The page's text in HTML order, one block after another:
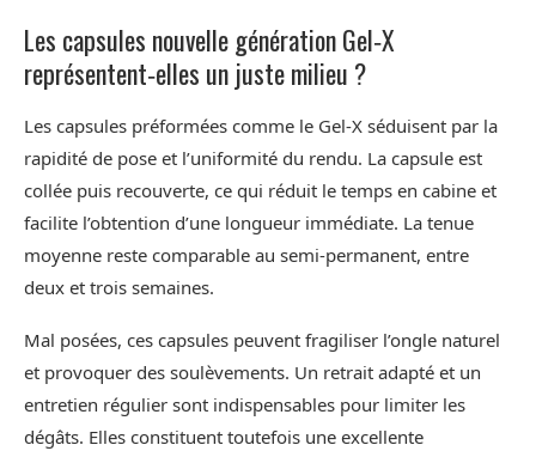
Les capsules nouvelle génération Gel‑X
représentent‑elles un juste milieu ?
Les capsules préformées comme le Gel‑X séduisent par la
rapidité de pose et l’uniformité du rendu. La capsule est
collée puis recouverte, ce qui réduit le temps en cabine et
facilite l’obtention d’une longueur immédiate. La tenue
moyenne reste comparable au semi‑permanent, entre
deux et trois semaines.
Mal posées, ces capsules peuvent fragiliser l’ongle naturel
et provoquer des soulèvements. Un retrait adapté et un
entretien régulier sont indispensables pour limiter les
dégâts. Elles constituent toutefois une excellente